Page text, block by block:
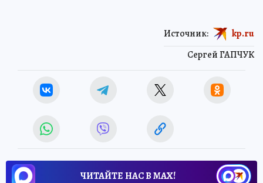
Сергей ГАПЧУК
Источник: kp.ru
ЧИТАЙТЕ НАС В МАХ!